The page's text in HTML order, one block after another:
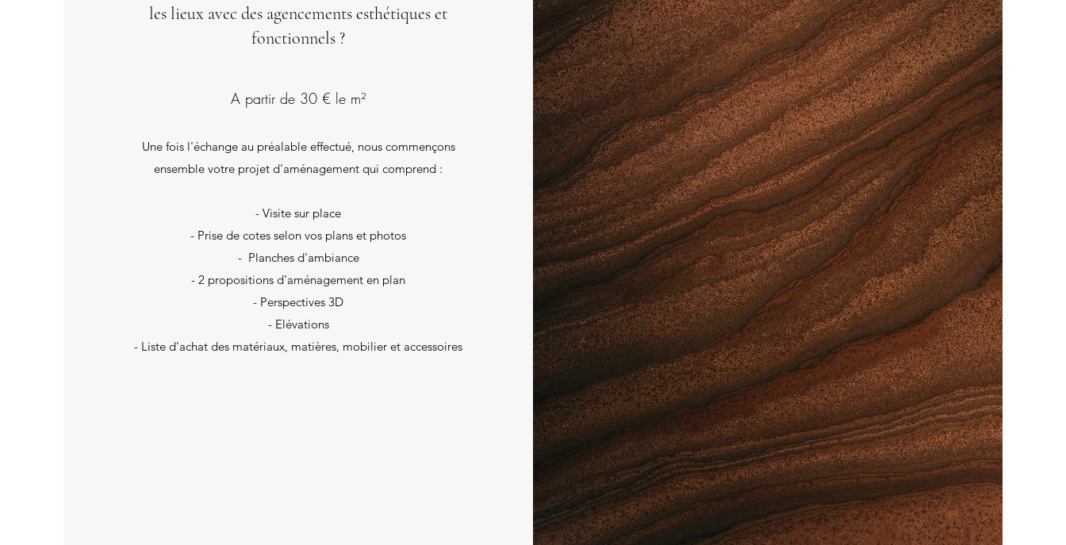
les lieux avec des agencements esthétiques et
fonctionnels ?
A partir de 30 € le m²
Une fois l'échange au préalable effectué, nous commençons
ensemble votre projet d'aménagement qui comprend :
- Visite sur place
- Prise de cotes selon vos plans et photos
- Planches d'ambiance
- 2 propositions d'aménagement en plan
- Perspectives 3D
- Elévations
- Liste d'achat des matériaux, matières, mobilier et accessoires